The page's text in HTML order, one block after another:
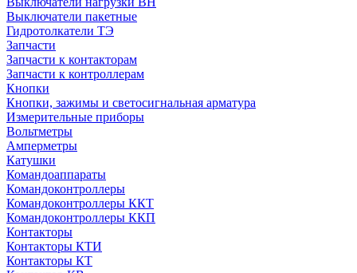
Выключатели пакетные
Гидротолкатели ТЭ
Запчасти
Запчасти к контакторам
Запчасти к контроллерам
Кнопки
Кнопки, зажимы и светосигнальная арматура
Измерительные приборы
Вольтметры
Амперметры
Катушки
Командоаппараты
Командоконтроллеры
Командоконтроллеры ККТ
Командоконтроллеры ККП
Контакторы
Контакторы КТИ
Контакторы КТ